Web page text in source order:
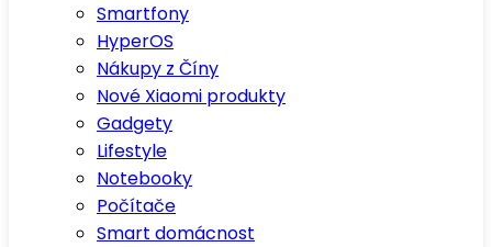
Smartfony
HyperOS
Nákupy z Číny
Nové Xiaomi produkty
Gadgety
Lifestyle
Notebooky
Počítače
Smart domácnost